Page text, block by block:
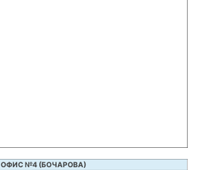
ОФИС №4 (БОЧАРОВА)